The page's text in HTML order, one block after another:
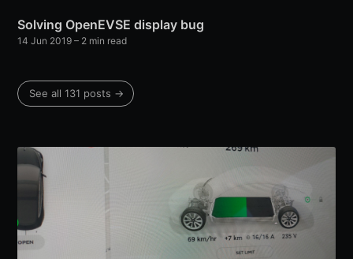
Solving OpenEVSE display bug
14 Jun 2019 – 2 min read
See all131 posts →